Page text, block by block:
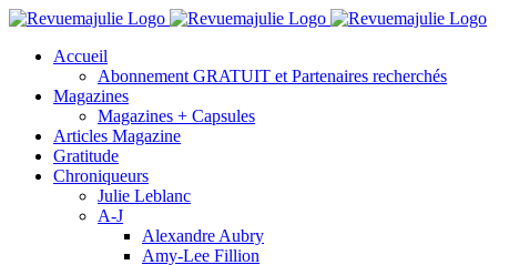
Skip
contentAccueil
Abonnement GRATUIT et Partenaires recherchés
Magazines
Magazines + Capsules
Articles Magazine
Gratitude
Chroniqueurs
Julie Leblanc
A-J
Alexandre Aubry
Amy-Lee Fillion